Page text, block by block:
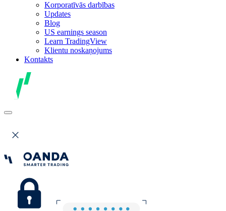
Korporatīvās darbības
Updates
Blog
US earnings season
Learn TradingView
Klientu noskaņojums
Kontakts